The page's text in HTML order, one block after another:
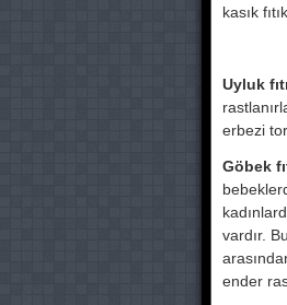
kasık
Uyluk
erbezi
Göbek
vardır.
ender